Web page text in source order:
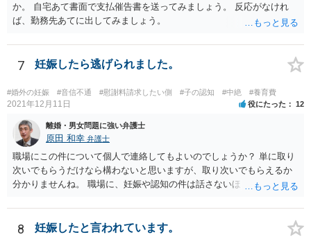
か。 自宅あて書面で支払催告書を送ってみましょう。 反応がなけれ
ば、勤務先あてに出してみましょう。
7 妊娠したら逃げられました。
#婚外の妊娠 #音信不通 #慰謝料請求したい側 #子の認知 #中絶 #養育費
2021年12月11日 役にたった 12
離婚・男女問題に強い弁護士
原田 和幸 弁護士
職場にこの件について個人で連絡してもよいのでしょうか？ 単に取り
次いでもらうだけなら構わないと思いますが、取り次いでもらえるか
分かりませんね。 職場に、妊娠や認知の件は話さないほうがよいと思
難しいと思われれば、弁護士に入ってもらうことも検討されてくださ
い。 一度、お近くの弁護士に相談されてみてもよいと思います。
8 妊娠したと言われています。